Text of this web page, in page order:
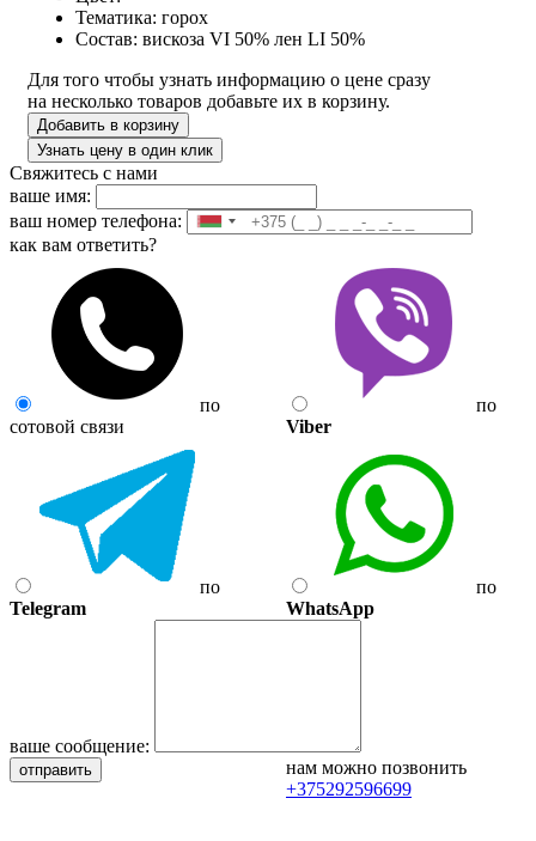
Тематика: горох
Состав: вискоза VI 50% лен LI 50%
Для того чтобы узнать информацию о цене сразу
на несколько товаров добавьте их в корзину.
Добавить в корзину
Узнать цену в один клик
Свяжитесь с нами
ваше имя:
ваш номер телефона:
как вам ответить?
по
сотовой связи
по
Viber
по
Telegram
по
WhatsApp
ваше сообщение:
отправить
нам можно позвонить
+375292596699